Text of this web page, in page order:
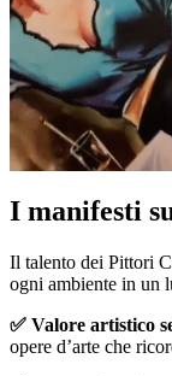
Pause
I manifesti
Il talento dei Pittori
ogni ambiente in un
✅ Valore artistico
opere d’arte che